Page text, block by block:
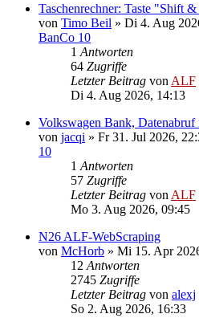
Taschenrechner: Taste "Shift
von Timo Beil » Di 4. Aug
BanCo 10
1 Antworten
64 Zugriffe
Letzter Beitrag von ALF
Di 4. Aug 2026, 14:13
Volkswagen Bank, Datenabruf
von jacqi » Fr 31. Jul 2026,
10
1 Antworten
57 Zugriffe
Letzter Beitrag von ALF
Mo 3. Aug 2026, 09:45
N26 ALF-WebScraping
von McHorb » Mi 15. Apr
12 Antworten
2745 Zugriffe
Letzter Beitrag von alexj
So 2. Aug 2026, 16:33